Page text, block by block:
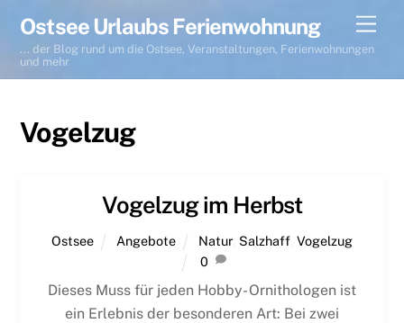
content
Ostsee Urlaubs Ferienwohnung
... der Blog rund um die Ostsee, Veranstaltungen, Ferienwohnungen
und mehr
Vogelzug
Vogelzug im Herbst
Ostsee Angebote Natur, Salzhaff ,Vogelzug
0
Dieses Muss für jeden Hobby- Ornithologen ist
ein Erlebnis der besonderen Art: Bei zwei